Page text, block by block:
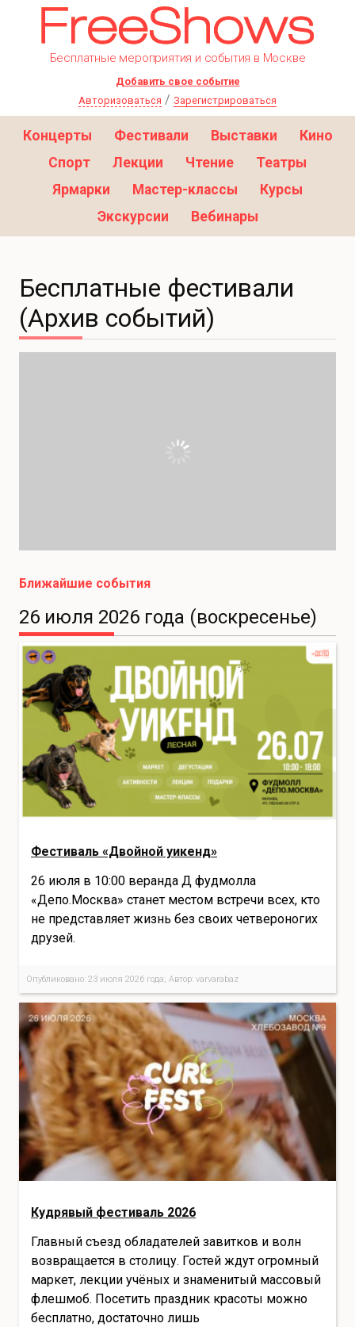
Бесплатные мероприятия и события в Москве
Добавить свое событие
Авторизоваться / Зарегистрироваться
Концерты Фестивали Выставки
Кино
Спорт
Лекции Чтение
Театры
Ярмарки
Мастер-классы
Курсы
Экскурсии
Вебинары
Бесплатные фестивали
(Архив событий)
Ближайшие события
26 июля 2026 года (воскресенье)
Фестиваль «Двойной уикенд»
26 июля в 10:00 веранда Д фудмолла
«Депо.Москва» станет местом встречи всех, кто
не представляет жизнь без своих четвероногих
друзей.
Опубликовано: 23 июля 2026 года; Автор: varvarabaz
Кудрявый фестиваль 2026
Главный съезд обладателей завитков и волн
возвращается в столицу. Гостей ждут огромный
маркет, лекции учёных и знаменитый массовый
флешмоб. Посетить праздник красоты можно
бесплатно, достаточно лишь